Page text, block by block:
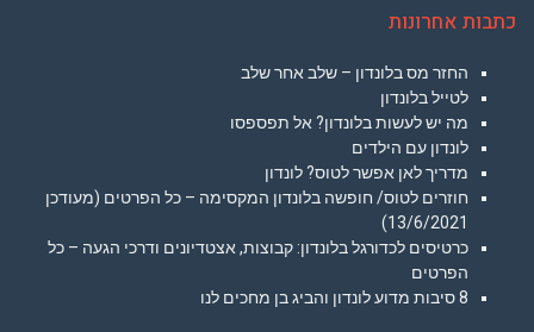
כתבות אחרונות
החזר מס בלונדון – שלב אחר שלב
לטייל בלונדון
מה יש לעשות בלונדון? אל תפספסו
לונדון עם הילדים
מדריך לאן אפשר לטוס? לונדון
חוזרים לטוס/ חופשה בלונדון המקסימה – כל הפרטים (מעודכן
13/6/2021)
כרטיסים לכדורגל בלונדון: קבוצות, אצטדיונים ודרכי הגעה – כל
הפרטים
8 סיבות מדוע לונדון והביג בן מחכים לנו